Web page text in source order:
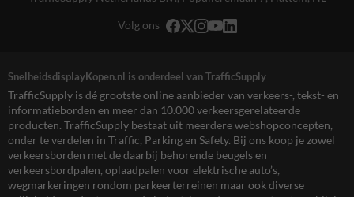
Volg ons
SnelheidsdisplayKopen.nl is onderdeel van TrafficSupply
TrafficSupply is dé grootste online aanbieder van verkeers-, tekst- en
informatieborden en meer dan 10.000 verkeersgerelateerde
producten. TrafficSupply bestaat uit meerdere webshopconcepten,
onder te verdelen in Traffic, Parking en Safety. Bij ons koop je zowel
verkeersborden met de daarbij behorende beugels en
verkeersbordpalen, oplaadpalen voor elektrische auto’s,
wegmarkeringen rondom parkeerterreinen maar ook diverse